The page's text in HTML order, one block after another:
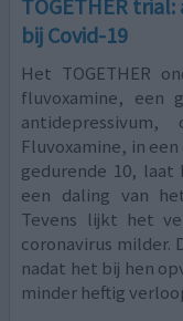
TOGETHER
bij Covid-19
Het TOGETHER
fluvoxamine, een
Fluvoxamine, in
gedurende 10,
een daling van
Tevens lijkt het
coronavirus milder.
nadat het bij hen
minder heftig